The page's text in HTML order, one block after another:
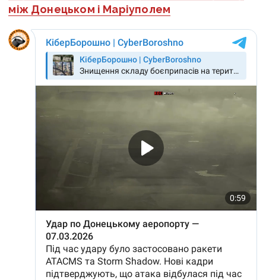
між Донецьком і Маріуполем